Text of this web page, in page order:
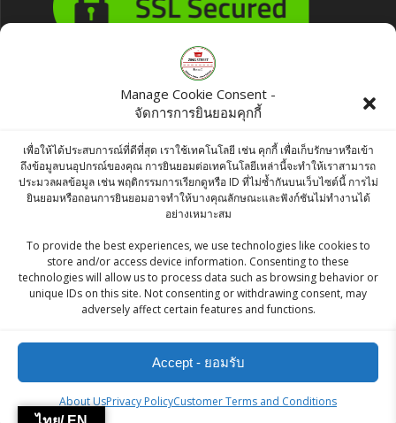
Manage Cookie Consent -
จัดการการยินยอมคุกกี้
เพื่อให้ได้ประสบการณ์ที่ดีที่สุด เราใช้เทคโนโลยี เช่น คุกกี้ เพื่อเก็บรักษาหรือเข้า
ถึงข้อมูลบนอุปกรณ์ของคุณ การยินยอมต่อเทคโนโลยีเหล่านี้จะทำให้เราสามารถ
ประมวลผลข้อมูล เช่น พฤติกรรมการเรียกดูหรือ ID ที่ไม่ซ้ำกันบนเว็บไซต์นี้ การไม่
ยินยอมหรือถอนการยินยอมอาจทำให้บางคุณลักษณะและฟังก์ชันไม่ทำงานได้
อย่างเหมาะสม
To provide the best experiences, we use technologies like cookies to
store and/or access device information. Consenting to these
technologies will allow us to process data such as browsing behavior or
unique IDs on this site. Not consenting or withdrawing consent, may
adversely affect certain features and functions.
Accept - ยอมรับ
About UsPrivacy PolicyCustomer Terms and Conditions
Products
฿25.00
Mitrphol Refined White Sugar 1kg
30.00
Chukde Phool Makhana 100g (Lotus Seed)
฿87.00
ZingStreet Co.,Ltd